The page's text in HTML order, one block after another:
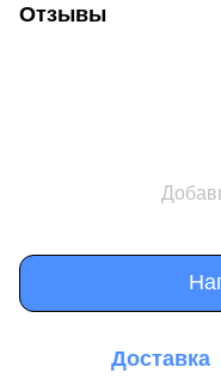
Отзывы
Доставка